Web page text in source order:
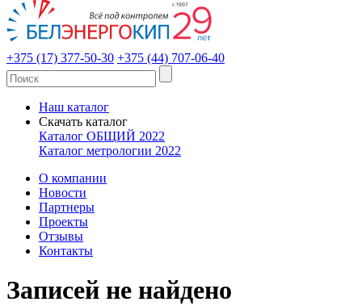
+375 (17) 377-50-30 +375 (44) 707-06-40
Наш каталог
Скачать каталог
Каталог ОБЩИЙ 2022
Каталог метрологии 2022
О компании
Новости
Партнеры
Проекты
Отзывы
Контакты
Записей не найдено